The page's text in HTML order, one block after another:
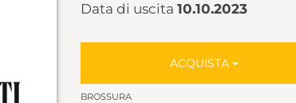
Data di uscita 10.10.2023
ACQUISTA
BROSSURA